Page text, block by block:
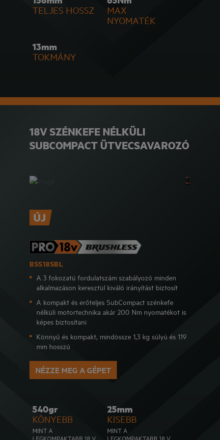
TELJES HOSSZ
MAX
NYOMATÉK
13mm
TOKMÁNY
18V SZÉNKEFE NÉLKÜLI
SUBCOMPACT ÜTVECSAVAROZÓ
ÚJ
BSS18SBL
A 3 fokozatú fordulatszám szabályozó minden
alkalmazáson keresztül kiváló irányítást biztosít
A kompakt és erőteljes SubCompact szénkefe
nélküli motortechnika akár 200 Nm nyomatékot is
képes biztosítani
Könnyű és kompakt, mindössze 1,3 kg súlyú és 119
mm hosszú
NÉZZE MEG A GÉPET
540gr
KÖNYEBB
MINT A
LEGKOMPAKTABB 18 V
25mm
KISEBB
MINT A
LEGKOMPAKTABB 18 V